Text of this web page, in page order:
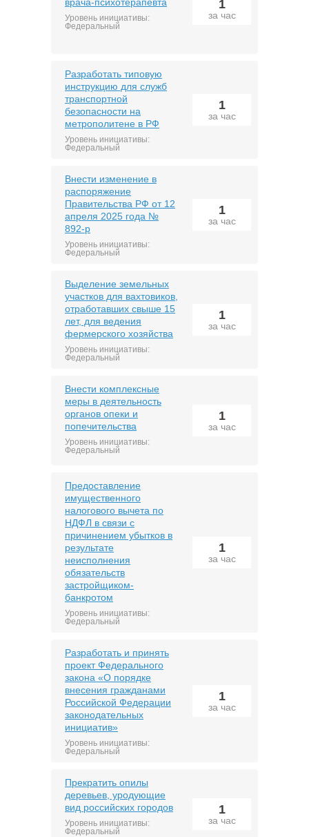
1
за час
Уровень инициативы:
Федеральный
1
за час
Разработать типовую
инструкцию для служб
транспортной
безопасности на
метрополитене в РФ
Уровень инициативы:
Федеральный
1
за час
Внести изменение в
распоряжение
Правительства РФ от 12
апреля 2025 года №
892-р
Уровень инициативы:
Федеральный
1
за час
Выделение земельных
участков для вахтовиков,
отработавших свыше 15
лет, для ведения
фермерского хозяйства
Уровень инициативы:
Федеральный
1
за час
Внести комплексные
меры в деятельность
органов опеки и
попечительства
Уровень инициативы:
Федеральный
1
за час
Предоставление
имущественного
налогового вычета по
НДФЛ в связи с
причинением убытков в
результате
неисполнения
обязательств
застройщиком-
банкротом
Уровень инициативы:
Федеральный
1
за час
Разработать и принять
проект Федерального
закона «О порядке
внесения гражданами
Российской Федерации
законодательных
инициатив»
Уровень инициативы:
Федеральный
1
за час
Прекратить опилы
деревьев, уродующие
вид российских городов
Уровень инициативы:
Федеральный